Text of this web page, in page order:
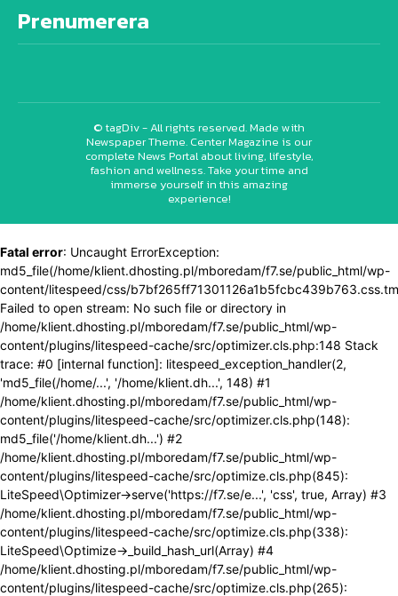
Prenumerera
© tagDiv - All rights reserved. Made with
Newspaper Theme. Center Magazine is our
complete News Portal about living, lifestyle,
fashion and wellness. Take your time and
immerse yourself in this amazing
experience!
Fatal error: Uncaught ErrorException:
md5_file(/home/klient.dhosting.pl/mboredam/f7.se/public_html/wp-
content/litespeed/css/
Failed to open stream: No such file or directory in
/home/klient.dhosting.pl/mboredam/f7.se/public_html/wp-
content/plugins/litespeed-cache/src/optimizer.cls.php:148 Stack
trace: #0 [internal function]: litespeed_exception_handler(2,
'md5_file(/home/...', '/home/klient.dh...', 148) #1
/home/klient.dhosting.pl/mboredam/f7.se/public_html/wp-
content/plugins/litespeed-cache/src/optimizer.cls.php(148):
md5_file('/home/klient.dh...') #2
/home/klient.dhosting.pl/mboredam/f7.se/public_html/wp-
content/plugins/litespeed-cache/src/optimize.cls.php(845):
LiteSpeed\Optimizer->serve('https://f7.se/e...', 'css', true, Array) #3
/home/klient.dhosting.pl/mboredam/f7.se/public_html/wp-
content/plugins/litespeed-cache/src/optimize.cls.php(338):
LiteSpeed\Optimize->_build_hash_url(Array) #4
/home/klient.dhosting.pl/mboredam/f7.se/public_html/wp-
content/plugins/litespeed-cache/src/optimize.cls.php(265):